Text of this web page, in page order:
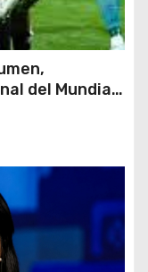
del Mundial